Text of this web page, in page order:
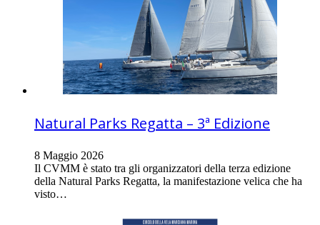
Natural Parks Regatta – 3ª Edizione
8 Maggio 2026
Il CVMM è stato tra gli organizzatori della terza edizione
della Natural Parks Regatta, la manifestazione velica che ha
visto…